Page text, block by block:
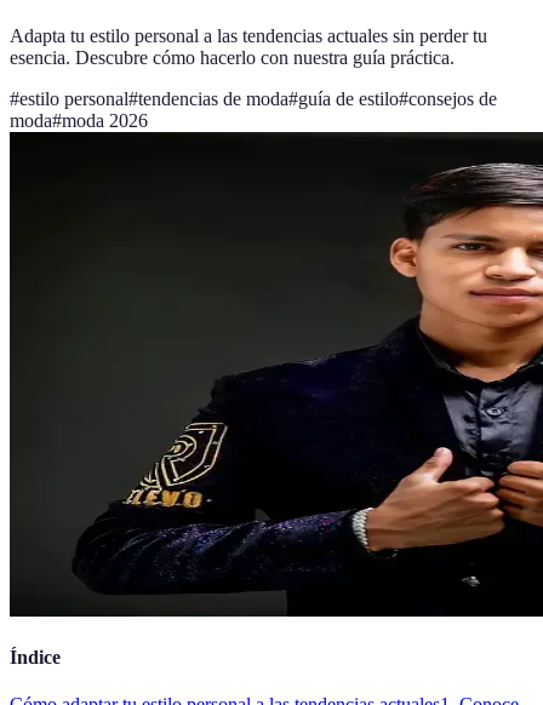
Adapta tu estilo personal a las tendencias actuales sin perder tu
esencia. Descubre cómo hacerlo con nuestra guía práctica.
#estilo personal#tendencias de moda#guía de estilo#consejos de
moda#moda 2026
Índice